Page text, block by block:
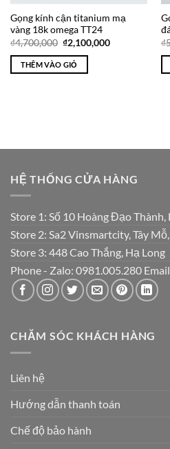
Gọng kính cận titanium mạ
vàng 18k omega TT24
₫4,700,000 Giá
gốc
là:
₫4,700,000.
₫2,100,000Giá
THÊM VÀO GIỎ
₫
HỆ THỐNG CỬA HÀNG
Store 1: Số 10 Hoàng Đạo Thành,
Store 2: Sa2 Vinsmartcity, Tây
Store 3: 448 Cao Thắng, Hạ Long
Phone - Zalo: 0981.005.280
CHĂM SÓC KHÁCH HÀNG
Liên hệ
Hướng dẫn thanh toán
Chế độ bảo hành